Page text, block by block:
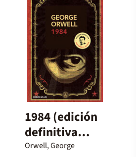
1984 (edición
definitiva
avalada por
Orwell, George